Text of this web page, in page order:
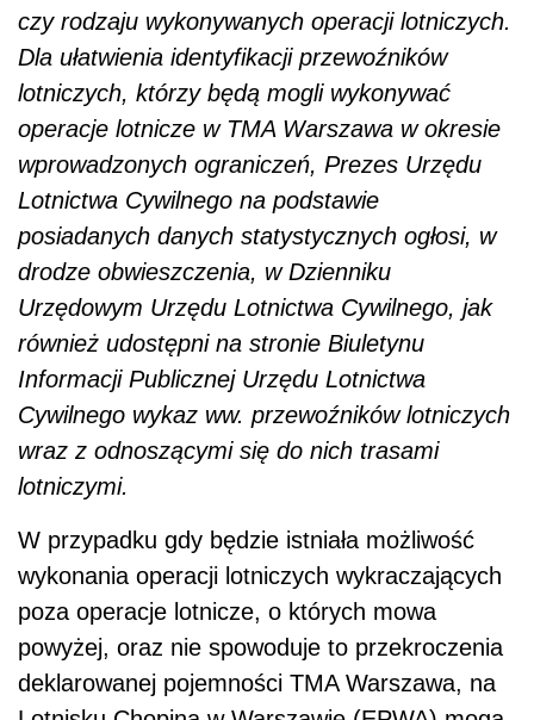
czy rodzaju wykonywanych operacji lotniczych.
Dla ułatwienia identyfikacji przewoźników
lotniczych, którzy będą mogli wykonywać
operacje lotnicze w TMA Warszawa w okresie
wprowadzonych ograniczeń, Prezes Urzędu
Lotnictwa Cywilnego na podstawie
posiadanych danych statystycznych ogłosi, w
drodze obwieszczenia, w Dzienniku
Urzędowym Urzędu Lotnictwa Cywilnego, jak
również udostępni na stronie Biuletynu
Informacji Publicznej Urzędu Lotnictwa
Cywilnego wykaz ww. przewoźników lotniczych
wraz z odnoszącymi się do nich trasami
lotniczymi.
W przypadku gdy będzie istniała możliwość
wykonania operacji lotniczych wykraczających
poza operacje lotnicze, o których mowa
powyżej, oraz nie spowoduje to przekroczenia
deklarowanej pojemności TMA Warszawa, na